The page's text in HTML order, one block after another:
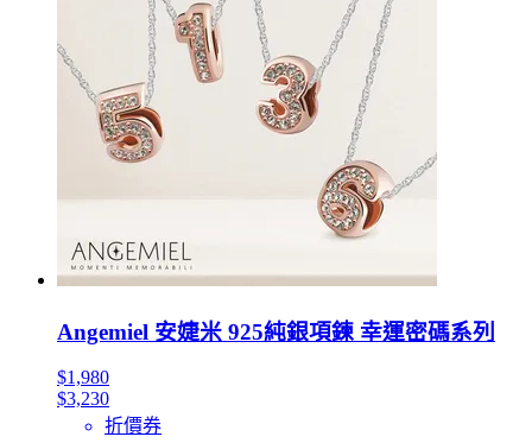
Angemiel 安婕米 925純銀項鍊 幸運密碼系列
$1,980
$3,230
折價券